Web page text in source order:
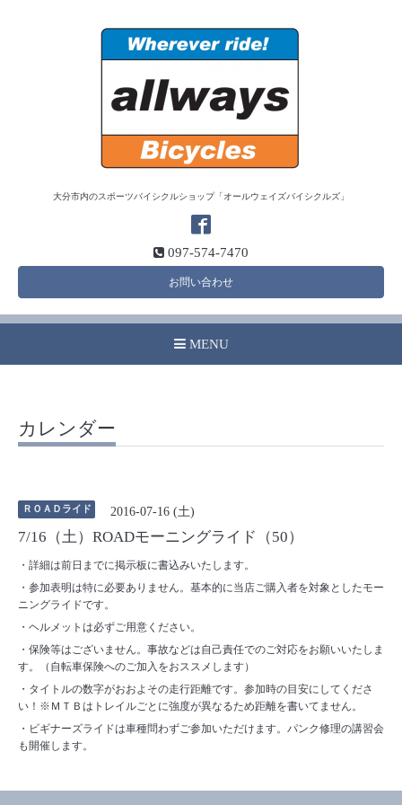
大分市内のスポーツバイシクルショップ「オールウェイズバイシクルズ」
097-574-7470
お問い合わせ
MENU
カレンダー
ＲＯＡＤライド 2016-07-16 (土)
7/16（土）ROADモーニングライド（50）
・詳細は前日までに掲示板に書込みいたします。
・参加表明は特に必要ありません。基本的に当店ご購入者を対象としたモー
ニングライドです。
・ヘルメットは必ずご用意ください。
・保険等はございません。事故などは自己責任でのご対応をお願いいたしま
す。（自転車保険へのご加入をおススメします）
・タイトルの数字がおおよその走行距離です。参加時の目安にしてくださ
い！※ＭＴＢはトレイルごとに強度が異なるため距離を書いてません。
・ビギナーズライドは車種問わずご参加いただけます。パンク修理の講習会
も開催します。